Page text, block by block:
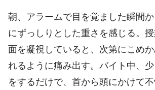
朝、アラームで目を覚ました瞬間
にずっしりとした重さを感じる。
面を凝視していると、次第にこめ
れるように痛み出す。バイト中、
をするだけで、首から頭にかけて